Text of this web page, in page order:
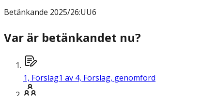
Betänkande 2025/26:UU6
Var är betänkandet nu?
1, Förslag1 av 4, Förslag, genomförd